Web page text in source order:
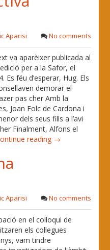
Aparisi No comments
va aparèixer publicada al
per a la Safor, el
Es féu d’esperar, Hug. Els
demorar el
pas cher Amb la
Joan Folc de Cardona i
dels seus fills a l’avi
Finalment, Alfons el
reading →
Aparisi No comments
en el col·loqui de
els col·legues
vam tindre